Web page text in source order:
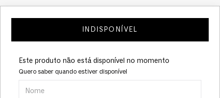
Este produto não está disponível no momento
Quero saber quando estiver disponível
INDISPONÍVEL